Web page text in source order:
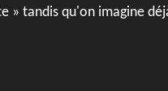
tandis qu'on imagine